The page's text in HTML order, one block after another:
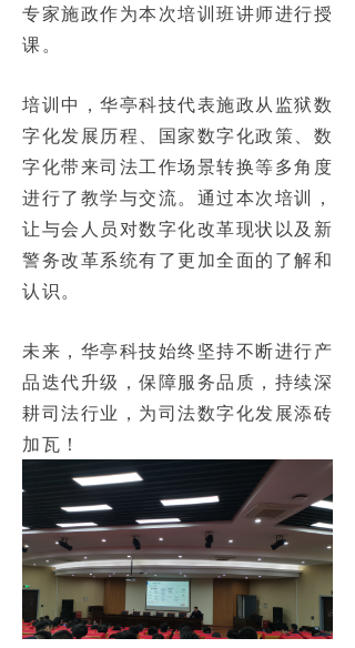
专家施政作为本次培训班讲师进行授
课。
培训中，华亭科技代表施政从监狱数
字化发展历程、国家数字化政策、数
字化带来司法工作场景转换等多角度
进行了教学与交流。通过本次培训，
让与会人员对数字化改革现状以及新
警务改革系统有了更加全面的了解和
认识。
未来，华亭科技始终坚持不断进行产
品迭代升级，保障服务品质，持续深
耕司法行业，为司法数字化发展添砖
加瓦！